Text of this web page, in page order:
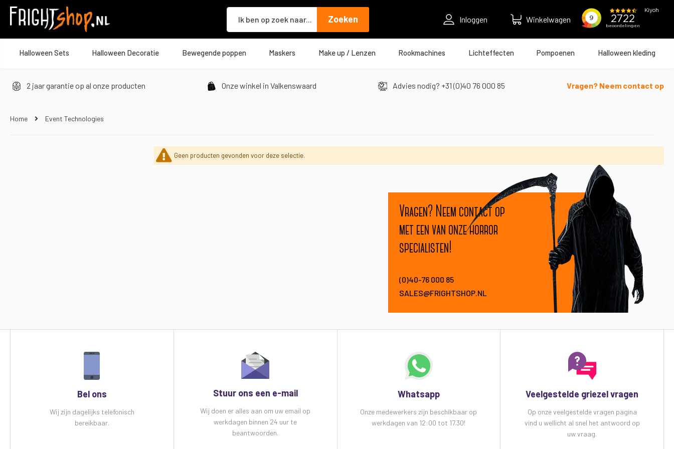
Zoeken Inloggen Winkelwagen
Halloween Sets Halloween Decoratie Bewegende poppen Maskers Make up / Lenzen Rookmachines Lichteffecten Pompoenen Halloween kleding
2 jaar garantie op al onze producten Onze winkel in Valkenswaard Advies nodig? +31 (0)40 76 000 85 Vragen? Neem contact op
Home Event Technologies
Geen producten gevonden voor deze selectie.
Vragen? Neem contact op
met een van onze horror
specialisten!
(0)40-76 000 85
SALES@FRIGHTSHOP.NL
Bel ons
Wij zijn dagelijks telefonisch
bereikbaar.
Stuur ons een e-mail
Wij doen er alles aan om uw email op
werkdagen binnen 24 uur te
beantwoorden.
Whatsapp
Onze medewerkers zijn beschikbaar op
werkdagen van 12:00 tot 17.30!
Veelgestelde griezel vragen
Op onze veelgestelde vragen pagina
vind u wellicht al snel het antwoord op
uw vraag.